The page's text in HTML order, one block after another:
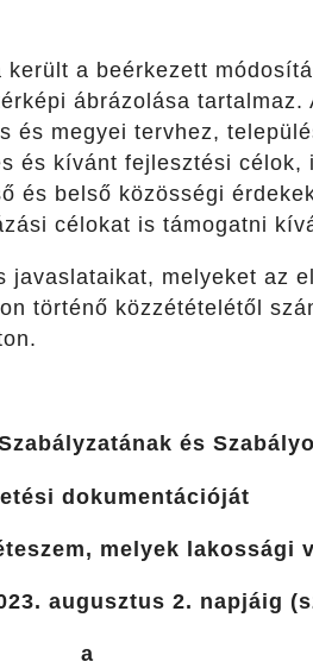
a beérkezett
ábrázolása tartalmaz.
és megyei tervhez,
és kívánt fejlesztési célok,
és belső közösségi
célokat is támogatni
melyeket az
történő közzétételétől
és
dokumentációját
melyek lakossági
augusztus 2. napjáig
a